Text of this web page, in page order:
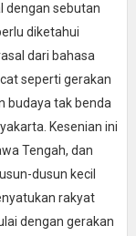
dengan sebutan
diketahui
dari bahasa
seperti gerakan
budaya tak benda
Kesenian ini
Tengah, dan
dusun kecil
rakyat
dengan gerakan